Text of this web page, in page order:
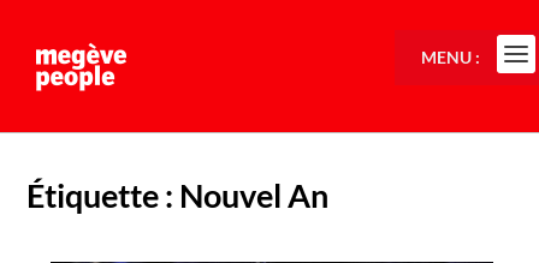
Étiquette : Nouvel An
MENU :